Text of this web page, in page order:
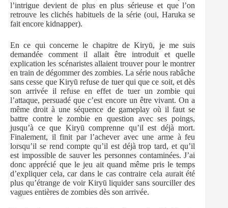
l’intrigue devient de plus en plus sérieuse et que l’on
retrouve les clichés habituels de la série (oui, Haruka se
fait encore kidnapper).
En ce qui concerne le chapitre de Kiryū, je me suis
demandée comment il allait être introduit et quelle
explication les scénaristes allaient trouver pour le montrer
en train de dégommer des zombies. La série nous rabâche
sans cesse que Kiryū refuse de tuer qui que ce soit, et dès
son arrivée il refuse en effet de tuer un zombie qui
l’attaque, persuadé que c’est encore un être vivant. On a
même droit à une séquence de gameplay où il faut se
battre contre le zombie en question avec ses poings,
jusqu’à ce que Kiryū comprenne qu’il est déjà mort.
Finalement, il finit par l’achever avec une arme à feu
lorsqu’il se rend compte qu’il est déjà trop tard, et qu’il
est impossible de sauver les personnes contaminées. J’ai
donc apprécié que le jeu ait quand même pris le temps
d’expliquer cela, car dans le cas contraire cela aurait été
plus qu’étrange de voir Kiryū liquider sans sourciller des
vagues entières de zombies dès son arrivée.